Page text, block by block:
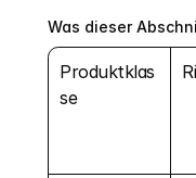
Was dieser
Produktklas
se